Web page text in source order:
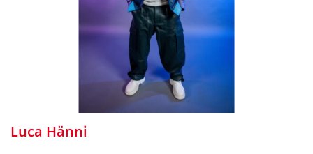
Luca Hänni